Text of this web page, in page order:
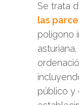
Se trata
las
polígono
público y